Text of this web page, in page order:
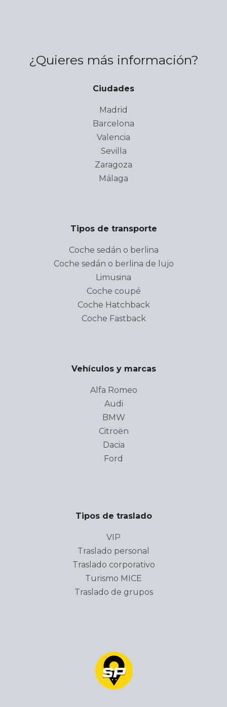
¿Quieres más información?
Ciudades
Madrid
Barcelona
Valencia
Sevilla
Zaragoza
Málaga
Tipos de transporte
Coche sedán o berlina
Coche sedán o berlina de lujo
Limusina
Coche coupé
Coche Hatchback
Coche Fastback
Vehículos y marcas
Alfa Romeo
Audi
BMW
Citroën
Dacia
Ford
Tipos de traslado
VIP
Traslado personal
Traslado corporativo
Turismo MICE
Traslado de grupos